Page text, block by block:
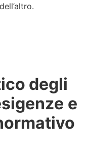
degli
e